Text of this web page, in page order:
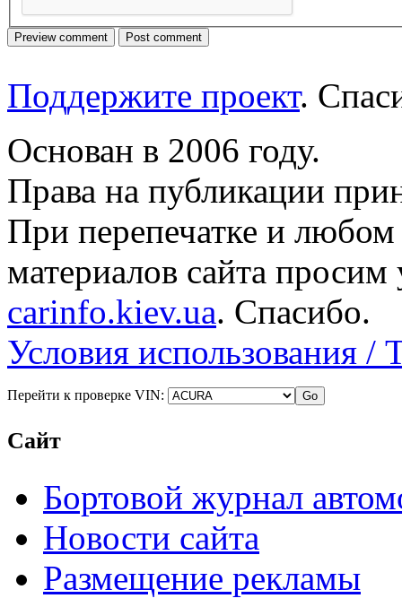
Поддержите проект.
Основан в 2006 году.
Права на публикации
При перепечатке и
материалов сайта просим
carinfo.kiev.ua. Спасибо.
Условия использования /
Перейти к проверке VIN:
Сайт
Бортовой журнал
Новости сайта
Размещение рекламы